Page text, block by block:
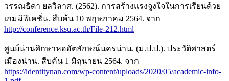
วรรณธิดา ยลวิลาศ. (2562). การสร้างแรงจูงใจในการเรียนด้วย
เกมมิฟิเคชั่น. สืบค้น 10 พฤษภาคม 2564. จาก
http://conference.ksu.ac.th/File-212.html
ศูนย์น่านศึกษาหออัตลักษณ์นครน่าน. (ม.ป.ป.). ประวัติศาสตร์
เมืองน่าน. สืบค้น 1 มิถุนายน 2564. จาก
https://identitynan.com/wp-content/uploads/2020/05/academic-info-